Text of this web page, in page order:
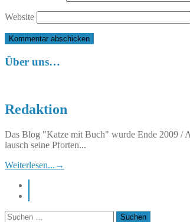
Website
Über uns…
Redaktion
Das Blog "Katze mit Buch" wurde Ende 2009 /
lausch seine Pforten...
Weiterlesen... →
Suchen